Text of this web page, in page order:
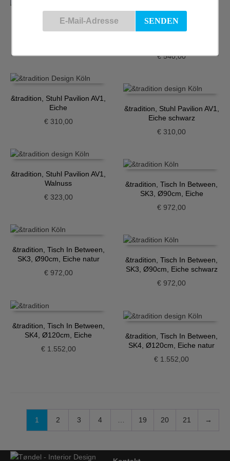
&tradition, Stuhl In Between,
SK2, Eiche geölt, Sitz
&tradition, Stuhl In Between,
€540,00
&tradition, Stuhl Pavilion AV1,
Eiche
€310,00
&tradition, Stuhl Pavilion AV1,
Eiche schwarz
€ 310,00
&tradition, Stuhl Pavilion AV1,
Walnuss
€323,00
&tradition, Tisch In Between,
SK3, Ø90cm, Eiche
geräuchert
€ 972,00
&tradition, Tisch In Between,
SK3, Ø90cm, Eiche natur
€972,00
&tradition, Tisch In Between,
SK3, Ø90cm, Eiche schwarz
€ 972,00
&tradition, Tisch In Between,
SK4, Ø120cm, Eiche
€1.552,00
&tradition, Tisch In Between,
SK4, Ø120cm, Eiche natur
€ 1.552,00
1 2 3 4 … 19 20 21 →